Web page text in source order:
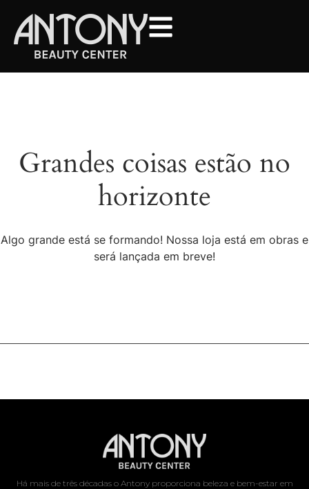
Grandes coisas estão no
horizonte
Algo grande está se formando! Nossa loja está em obras e
será lançada em breve!
Há mais de três décadas o Antony proporciona beleza e bem-estar em